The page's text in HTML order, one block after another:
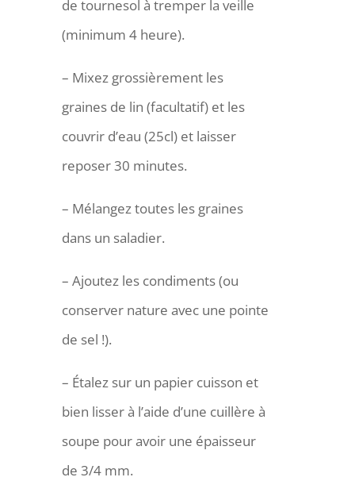
de tournesol à tremper la veille
(minimum 4 heure).
– Mixez grossièrement les
graines de lin (facultatif) et les
couvrir d’eau (25cl) et laisser
reposer 30 minutes.
– Mélangez toutes les graines
dans un saladier.
– Ajoutez les condiments (ou
conserver nature avec une pointe
de sel !).
– Étalez sur un papier cuisson et
bien lisser à l’aide d’une cuillère à
soupe pour avoir une épaisseur
de 3/4 mm.